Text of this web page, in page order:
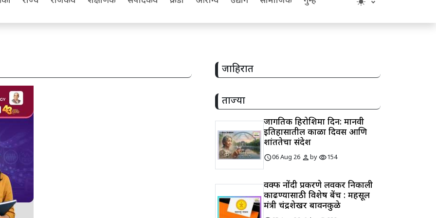
जाहिरात
ताज्या
जागतिक हिरोशिमा दिन: मानवी
इतिहासातील काळा दिवस आणि
शांततेचा संदेश
schedule06 Aug 26 personbyvisibility154
वक्फ नोंदी प्रकरणे लवकर निकाली
काढण्यासाठी विशेष बेंच : महसूल
मंत्री चंद्रशेखर बावनकुळे